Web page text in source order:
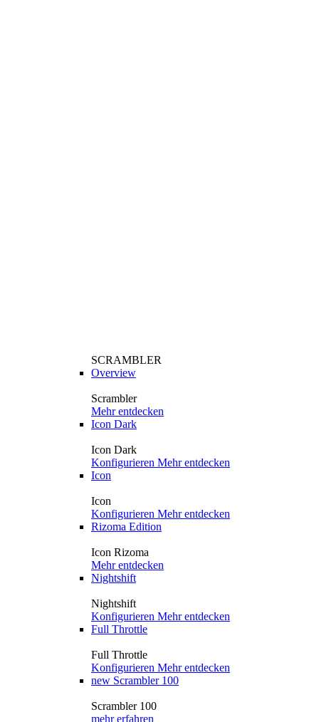
SCRAMBLER
Overview
Scrambler
Mehr entdecken
Icon Dark
Icon Dark
Konfigurieren Mehr entdecken
Icon
Icon
Konfigurieren Mehr entdecken
Rizoma Edition
Icon Rizoma
Mehr entdecken
Nightshift
Nightshift
Konfigurieren Mehr entdecken
Full Throttle
Full Throttle
Konfigurieren Mehr entdecken
new Scrambler 100
Scrambler 100
mehr erfahren